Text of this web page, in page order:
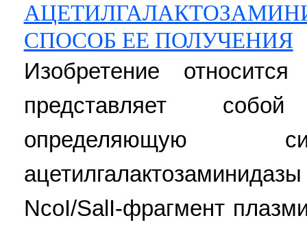
СПОСОБ ЕЕ ПОЛУЧЕНИЯ
Изобретение
представляет
NcoI/SalI-фрагмент